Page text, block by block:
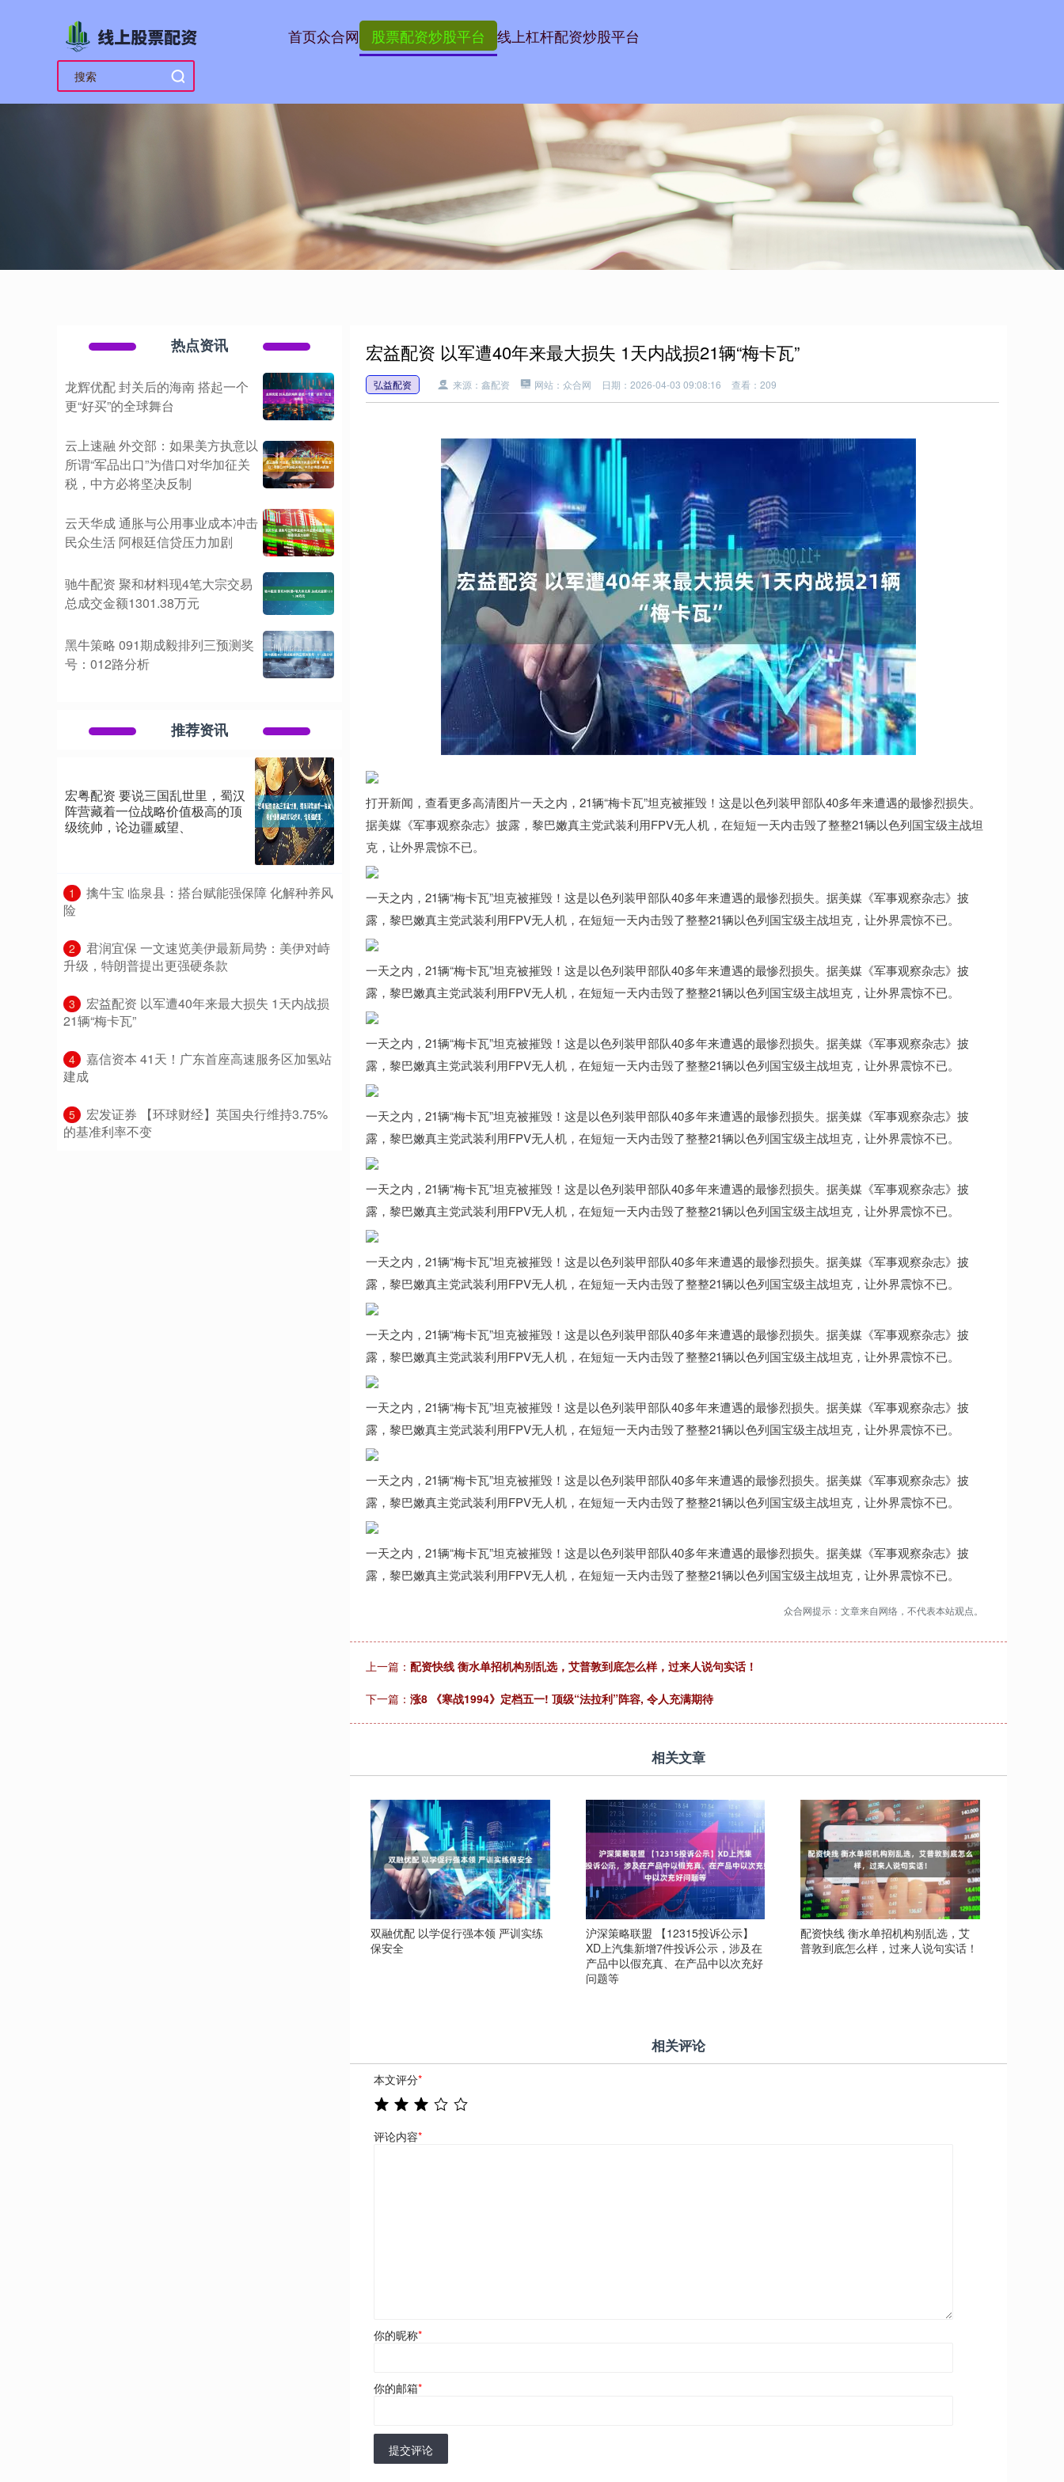
首页众合网 股票配资炒股平台 线上杠杆配资炒股平台
宏益配资 以军遭40年来最大损失 1天内战损21辆“梅卡瓦”
弘益配资 来源：鑫配资 网站：众合网 日期：2026-04-03 09:08:16 查看：209
打开新闻，查看更多高清图片一天之内，21辆“梅卡瓦”坦克被摧毁！这是以色列装甲部队40多年来遭遇的最惨烈损失。
据美媒《军事观察杂志》披露，黎巴嫩真主党武装利用FPV无人机，在短短一天内击毁了整整21辆以色列国宝级主战坦
克，让外界震惊不已。
一天之内，21辆“梅卡瓦”坦克被摧毁！这是以色列装甲部队40多年来遭遇的最惨烈损失。据美媒《军事观察杂志》披
露，黎巴嫩真主党武装利用FPV无人机，在短短一天内击毁了整整21辆以色列国宝级主战坦克，让外界震惊不已。
一天之内，21辆“梅卡瓦”坦克被摧毁！这是以色列装甲部队40多年来遭遇的最惨烈损失。据美媒《军事观察杂志》披
露，黎巴嫩真主党武装利用FPV无人机，在短短一天内击毁了整整21辆以色列国宝级主战坦克，让外界震惊不已。
一天之内，21辆“梅卡瓦”坦克被摧毁！这是以色列装甲部队40多年来遭遇的最惨烈损失。据美媒《军事观察杂志》披
露，黎巴嫩真主党武装利用FPV无人机，在短短一天内击毁了整整21辆以色列国宝级主战坦克，让外界震惊不已。
一天之内，21辆“梅卡瓦”坦克被摧毁！这是以色列装甲部队40多年来遭遇的最惨烈损失。据美媒《军事观察杂志》披
露，黎巴嫩真主党武装利用FPV无人机，在短短一天内击毁了整整21辆以色列国宝级主战坦克，让外界震惊不已。
一天之内，21辆“梅卡瓦”坦克被摧毁！这是以色列装甲部队40多年来遭遇的最惨烈损失。据美媒《军事观察杂志》披
露，黎巴嫩真主党武装利用FPV无人机，在短短一天内击毁了整整21辆以色列国宝级主战坦克，让外界震惊不已。
一天之内，21辆“梅卡瓦”坦克被摧毁！这是以色列装甲部队40多年来遭遇的最惨烈损失。据美媒《军事观察杂志》披
露，黎巴嫩真主党武装利用FPV无人机，在短短一天内击毁了整整21辆以色列国宝级主战坦克，让外界震惊不已。
一天之内，21辆“梅卡瓦”坦克被摧毁！这是以色列装甲部队40多年来遭遇的最惨烈损失。据美媒《军事观察杂志》披
露，黎巴嫩真主党武装利用FPV无人机，在短短一天内击毁了整整21辆以色列国宝级主战坦克，让外界震惊不已。
一天之内，21辆“梅卡瓦”坦克被摧毁！这是以色列装甲部队40多年来遭遇的最惨烈损失。据美媒《军事观察杂志》披
露，黎巴嫩真主党武装利用FPV无人机，在短短一天内击毁了整整21辆以色列国宝级主战坦克，让外界震惊不已。
一天之内，21辆“梅卡瓦”坦克被摧毁！这是以色列装甲部队40多年来遭遇的最惨烈损失。据美媒《军事观察杂志》披
露，黎巴嫩真主党武装利用FPV无人机，在短短一天内击毁了整整21辆以色列国宝级主战坦克，让外界震惊不已。
一天之内，21辆“梅卡瓦”坦克被摧毁！这是以色列装甲部队40多年来遭遇的最惨烈损失。据美媒《军事观察杂志》披
露，黎巴嫩真主党武装利用FPV无人机，在短短一天内击毁了整整21辆以色列国宝级主战坦克，让外界震惊不已。
众合网提示：文章来自网络，不代表本站观点。
上一篇： 配资快线 衡水单招机构别乱选，艾普敦到底怎么样，过来人说句实话！
下一篇： 涨8 《寒战1994》定档五一! 顶级“法拉利”阵容, 令人充满期待
相关文章
双融优配 以学促行强本领 严训实练
保安全
沪深策略联盟 【12315投诉公示】
XD上汽集新增7件投诉公示，涉及在
产品中以假充真、在产品中以次充好
问题等
配资快线 衡水单招机构别乱选，艾
普敦到底怎么样，过来人说句实话！
相关评论
本文评分*
评论内容*
你的昵称*
你的邮箱*
提交评论
热点资讯
龙辉优配 封关后的海南 搭起一个
更“好买”的全球舞台
云上速融 外交部：如果美方执意以
所谓“军品出口”为借口对华加征关
税，中方必将坚决反制
云天华成 通胀与公用事业成本冲击
民众生活 阿根廷信贷压力加剧
驰牛配资 聚和材料现4笔大宗交易
总成交金额1301.38万元
黑牛策略 091期成毅排列三预测奖
号：012路分析
推荐资讯
宏粤配资 要说三国乱世里，蜀汉
阵营藏着一位战略价值极高的顶
级统帅，论边疆威望、
1
​擒牛宝 临泉县：搭台赋能强保障 化解种养风
险
2
​君润宜保 一文速览美伊最新局势：美伊对峙
升级，特朗普提出更强硬条款
3
​宏益配资 以军遭40年来最大损失 1天内战损
21辆“梅卡瓦”
4
​嘉信资本 41天！广东首座高速服务区加氢站
建成
5
​宏发证券 【环球财经】英国央行维持3.75%
的基准利率不变